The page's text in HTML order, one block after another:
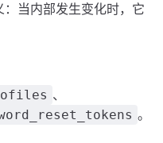
：当内部发生变化时，它
、
。